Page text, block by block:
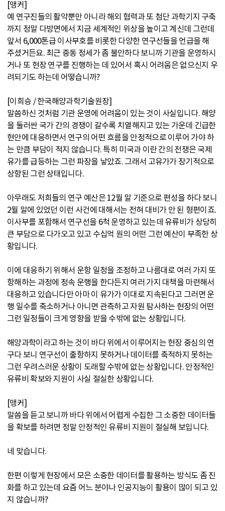
[앵커]
예 연구진들의 활약뿐만 아니라 해외 협력과 또 첨단 과학기지 구축
까지 정말 다방면에서 지금 세계적인 위상을 높이고 계신데 그런데
앞서 6,000톤급 이사부호를 비롯한 다양한 연구선들을 언급을 해
주셨거든요. 최근 중동 정세가 좀 불안하다 보니까 기관을 운영하시
거나 또 현장 연구를 진행하는 데 있어서 혹시 어려움은 없으신지 우
려되기도 하는데 어떻습니까?
[이희승 / 한국해양과학기술원장]
말씀하신 것처럼 기관 운영에 어려움이 있는 것이 사실입니다. 해양
을 둘러싼 국가 간의 경쟁이 갈수록 치열해지고 있는 가운데 긴급한
현안에 대응하면서 연구의 어떤 흐름을 안정적으로 이루어 가야 하
는 만큼 부담이 적지 않습니다. 특히 미국과 이란 간의 전쟁은 국제
유가를 급등하는 그런 파장을 낳았죠. 그래서 고유가가 장기적으로
상향된 그런 상태입니다.
아무래도 저희들의 연구 예산은 12월 말 기준으로 편성을 하다 보니
2월 말에 있었던 이런 사건에 대해서는 전혀 대비가 안 된 형편이죠.
이사부를 포함해서 연구선을 6척 운영하고 있는데 유류비가 상당히
큰 부담으로 다가오고 있고 수십억 원의 어떤 그런 예산이 부족한 상
황입니다.
이에 대응하기 위해서 운항 일정을 조정하고 나름대로 여러 가지 또
항해하는 과정에 정속 운행을 한다든지 여러 가지 대책을 마련해서
대응하고 있습니다만 아마 이 유가가 이대로 지속된다고 그러면 운
행 일수를 축소하거나 아니면 관측하고 자원 탐사하는 현장의 어떤
그런 일정들이 크게 영향을 받을 수밖에 없는 상황입니다.
해양과학이라고 하는 것이 바다 위에서 이루어지는 현장 중심의 연
구다 보니 연구선이 출항하지 못하거나 데이터를 축적하지 못하는
그런 우려스러운 상황이 도래할 수밖에 없는 상황입니다. 안정적인
유류비 확보와 지원이 사실 절실한 상황입니다.
[앵커]
말씀을 듣고 보니까 바다 위에서 어렵게 수집한 그 소중한 데이터들
을 확보를 하려면 정말 안정적인 유류비 지원이 절실해 보입니다.
네 맞습니다.
한편 이렇게 현장에서 모은 소중한 데이터를 활용하는 방식도 좀 진
화를 하고 있는데 요즘 어느 분야나 인공지능이 활용이 많이 되고 있
지 않습니까?